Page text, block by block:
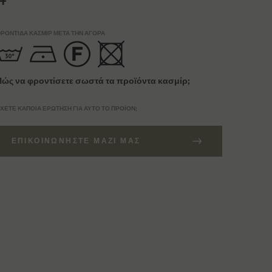
ΚΑΣΜΊΡ ΜΕΤΆ ΤΗΝ ΑΓΟΡΆ
να φροντίσετε σωστά τα προϊόντα κασμίρ;
ΚΆΠΟΙΑ ΕΡΏΤΗΣΗ ΓΙΑ ΑΥΤΌ ΤΟ ΠΡΟΪΌΝ;
ΕΠΙΚΟΙΝΩΝΉΣΤΕ ΜΑΖΊ ΜΑΣ